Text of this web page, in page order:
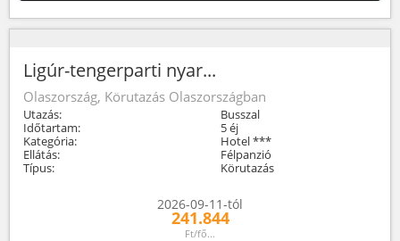
Ligúr-tengerparti nyar...
Olaszország, Körutazás Olaszországban
Utazás:
Busszal
Időtartam:
5 éj
Kategória:
Hotel ***
Ellátás:
Félpanzió
Típus:
Körutazás
2026-09-11-tól
241.844
Ft/fő...